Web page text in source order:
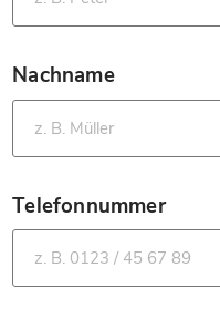
Nachname
*
Telefonnummer
*